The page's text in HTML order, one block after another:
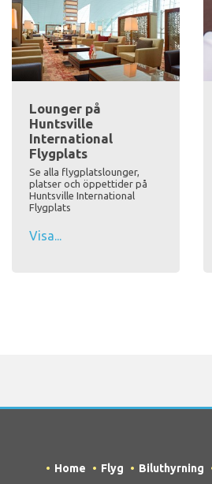
Lounger på
Huntsville
International
Flygplats
Se alla flygplatslounger,
platser och öppettider på
Huntsville International
Flygplats
Visa...
Home Flyg Biluthyrning